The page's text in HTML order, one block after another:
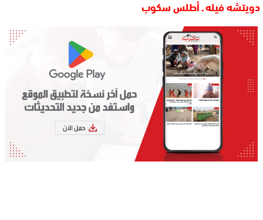
دويتشه فيله ـ أطلس سكوب